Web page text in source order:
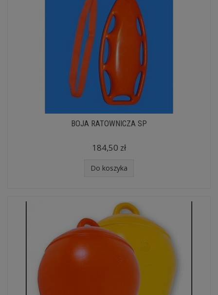
BOJA RATOWNICZA SP
184,50 zł
Do koszyka